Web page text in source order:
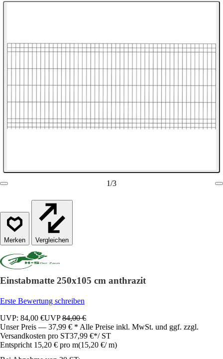
1/3
Vergleichen
Einstabmatte 250x105 cm anthrazit
Erste Bewertung schreiben
UVP: 84,00 €UVP84,00 €
Unser Preis — 37,99 € * Alle Preise inkl. MwSt. und ggf. zzgl.
Versandkosten pro ST37,99 €*/ ST
Entspricht 15,20 € pro m(15,20 €/ m)